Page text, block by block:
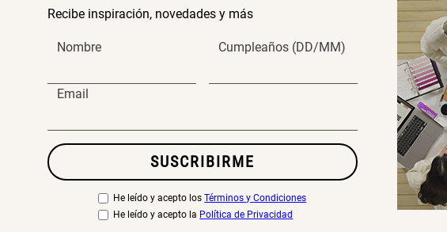
Recibe inspiración, novedades y más
Nombre Cumpleaños (DD/MM)
Email
SUSCRIBIRME
He leído y acepto los Términos y Condiciones
He leído y acepto la Política de Privacidad